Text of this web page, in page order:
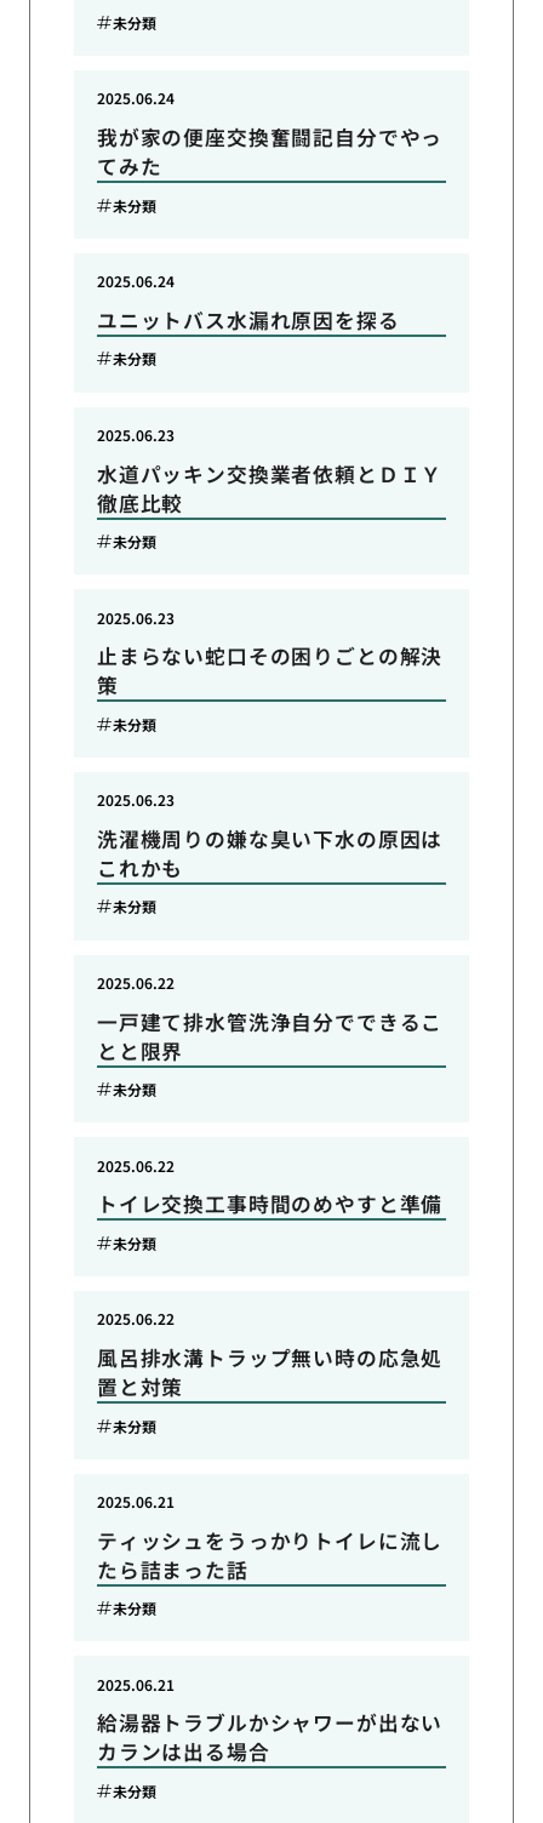
未分類
我が家の便座交換奮闘記自分でやっ
てみた
2025.06.24
未分類
ユニットバス水漏れ原因を探る
2025.06.24
未分類
水道パッキン交換業者依頼とＤＩＹ
徹底比較
2025.06.23
未分類
止まらない蛇口その困りごとの解決
策
2025.06.23
未分類
洗濯機周りの嫌な臭い下水の原因は
これかも
2025.06.23
未分類
一戸建て排水管洗浄自分でできるこ
とと限界
2025.06.22
未分類
トイレ交換工事時間のめやすと準備
2025.06.22
未分類
風呂排水溝トラップ無い時の応急処
置と対策
2025.06.22
未分類
ティッシュをうっかりトイレに流し
たら詰まった話
2025.06.21
未分類
給湯器トラブルかシャワーが出ない
カランは出る場合
2025.06.21
未分類